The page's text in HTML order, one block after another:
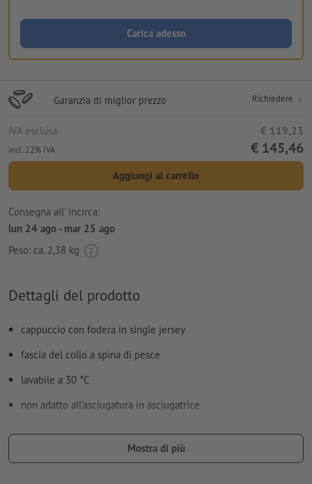
Carica adesso
Garanzia di miglior prezzo Richiedere
IVA esclusa € 119,23
incl. 22% IVA € 145,46
Aggiungi al carrello
Consegna all' incirca:
lun 24 ago - mar 25 ago
Peso: ca. 2,38 kg
Dettagli del prodotto
cappuccio con fodera in single jersey
fascia del collo a spina di pesce
lavabile a 30 °C
non adatto all'asciugatura in asciugatrice
Mostra di più